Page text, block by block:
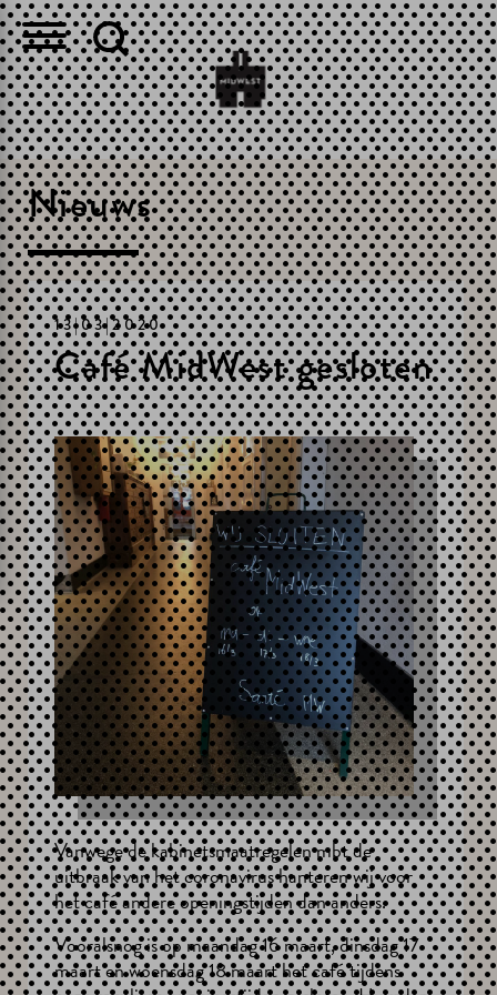
Nieuws
13|03|2020
Café MidWest gesloten
Vanwege de kabinetsmaatregelen mbt de
uitbraak van het coronavirus hanteren wij voor
het café andere openingstijden dan anders.
Vooralsnog is op maandag 16 maart, dinsdag 17
maart en woensdag 18 maart het café tijdens